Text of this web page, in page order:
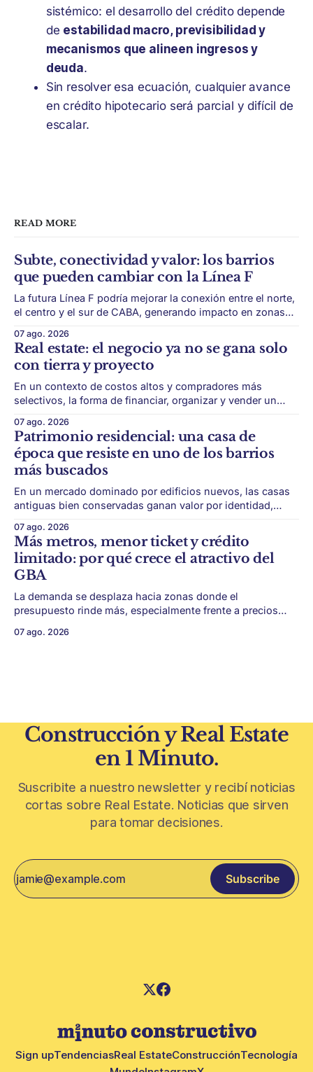
sistémico: el desarrollo del crédito depende
de estabilidad macro, previsibilidad y
mecanismos que alineen ingresos y
deuda.
Sin resolver esa ecuación, cualquier avance
en crédito hipotecario será parcial y difícil de
escalar.
READ MORE
Subte, conectividad y valor: los barrios
que pueden cambiar con la Línea F
La futura Línea F podría mejorar la conexión entre el norte,
el centro y el sur de CABA, generando impacto en zonas
transporte puede cambiar el mapa inmobiliario de una
ciudad. La futura Línea F del subte busca mejorar la
conexión
07 ago. 2026
Real estate: el negocio ya no se gana solo
con tierra y proyecto
En un contexto de costos altos y compradores más
selectivos, la forma de financiar, organizar y vender un
éxito de un desarrollo inmobiliario ya no depende solo de
conseguir un buen terreno. En un mercado más exigente,
la estructura financiera, legal
07 ago. 2026
Patrimonio residencial: una casa de
época que resiste en uno de los barrios
más buscados
En un mercado dominado por edificios nuevos, las casas
antiguas bien conservadas ganan valor por identidad,
algunas piezas residenciales que cuentan otra historia del
barrio. En medio de torres, edificios nuevos y proyectos
premium, todavía aparecen casas de más de 100 años
07 ago. 2026
Más metros, menor ticket y crédito
limitado: por qué crece el atractivo del
GBA
La demanda se desplaza hacia zonas donde el
presupuesto rinde más, especialmente frente a precios
Conurbano vuelve a ganar protagonismo en el mapa
07 ago. 2026
Construcción y Real Estate
en 1 Minuto.
Suscribite a nuestro newsletter y recibí noticias
cortas sobre Real Estate. Noticias que sirven
para tomar decisiones.
Subscribe
Sign upTendenciasReal EstateConstrucciónTecnología